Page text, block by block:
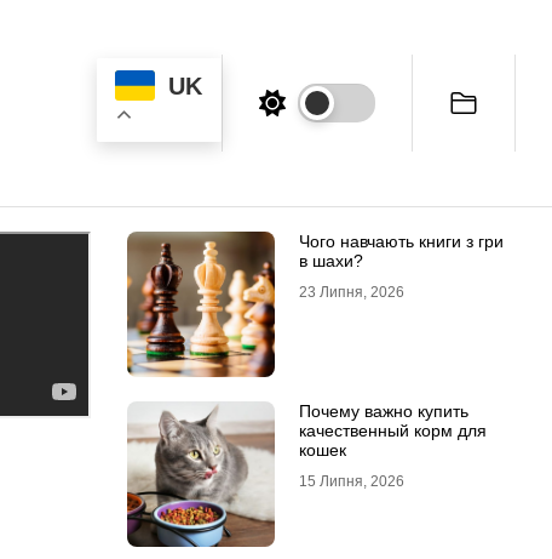
UK
Чого навчають книги з гри
в шахи?
23 Липня, 2026
Почему важно купить
качественный корм для
кошек
15 Липня, 2026